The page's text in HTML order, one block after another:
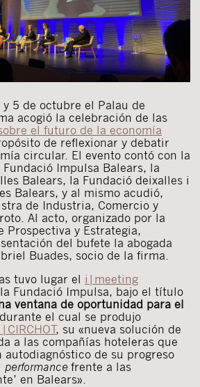
y 5 de octubre el Palau de
acogió la celebración de las
el futuro de la economía
de reflexionar y debatir
circular. El evento contó con la
Impulsa Balears, la
Balears, la Fundació deixalles i
Balears, y al mismo acudió,
de Industria, Comercio y
Al acto, organizado por la
Prospectiva y Estrategia,
del bufete la abogada
Buades, socio de la firma.
tuvo lugar el i|meeting
Fundació Impulsa, bajo el título
ventana de oportunidad para el
el cual se produjo
, su «nueva solución de
a las compañías hoteleras que
autodiagnóstico de su progreso
performancefrente a las
en Balears».